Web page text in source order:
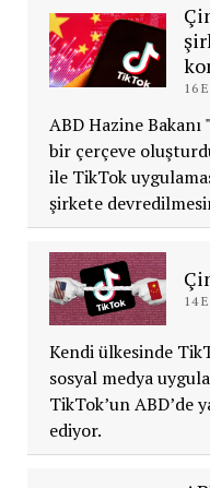
16
ABD Hazine
bir çerçeve
ile TikTok
şirkete
14
Kendi ülkesinde
sosyal medya
TikTok’un ABD’de
ediyor.